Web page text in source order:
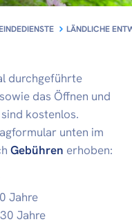
LÄNDLICHE
durchgeführte
das Öffnen und
kostenlos.
unten im
Gebühren erhoben:
Jahre
Jahre